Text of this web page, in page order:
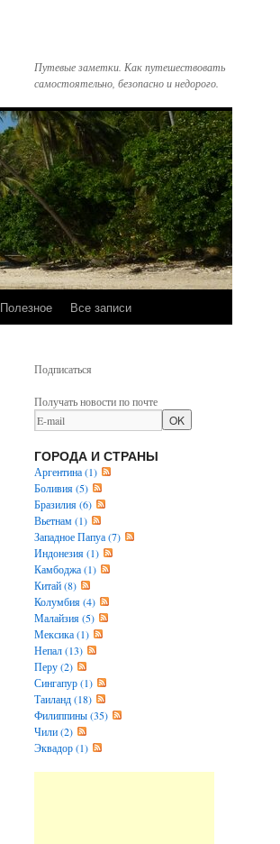
Путевые заметки. Как путешествовать
самостоятельно, безопасно и недорого.
Полезное Все записи
Подписаться
Получать новости по почте
ГОРОДА И СТРАНЫ
Аргентина (1)
Боливия (5)
Бразилия (6)
Вьетнам (1)
Западное Папуа (7)
Индонезия (1)
Камбоджа (1)
Китай (8)
Колумбия (4)
Малайзия (5)
Мексика (1)
Непал (13)
Перу (2)
Сингапур (1)
Таиланд (18)
Филиппины (35)
Чили (2)
Эквадор (1)